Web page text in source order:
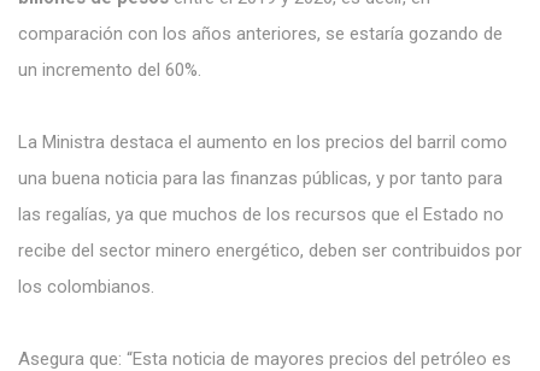
comparación con los años anteriores, se estaría gozando de
un incremento del 60%.
La Ministra destaca el aumento en los precios del barril como
una buena noticia para las finanzas públicas, y por tanto para
las regalías, ya que muchos de los recursos que el Estado no
recibe del sector minero energético, deben ser contribuidos por
los colombianos.
Asegura que: “Esta noticia de mayores precios del petróleo es